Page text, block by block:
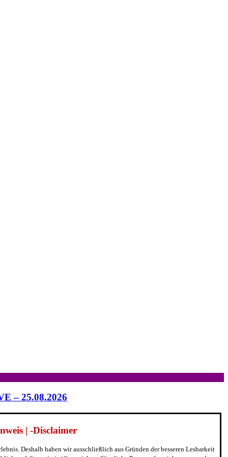
– 25.08.2026
| -Disclaimer
Deshalb haben wir ausschließlich aus Gründen der besseren Lesbarkeit